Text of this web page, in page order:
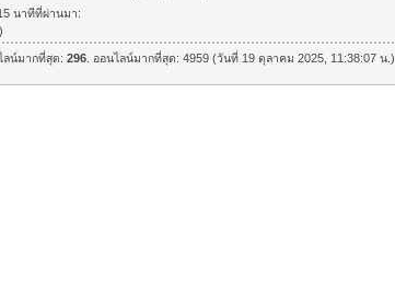
นาทีที่ผ่านมา:
ลน์มากที่สุด:296 . ออนไลน์มากที่สุด: 4959 (วันที่ 19 ตุลาคม 2025, 11:38:07 น.)